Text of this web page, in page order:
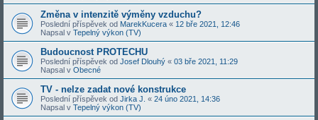
Změna v intenzitě výměny vzduchu?
Poslední příspěvek od MarekKucera « 12 bře 2021, 12:46
Napsal v Tepelný výkon (TV)
Budoucnost PROTECHU
Poslední příspěvek od Josef Dlouhý « 03 bře 2021, 11:29
Napsal v Obecné
TV - nelze zadat nové konstrukce
Poslední příspěvek od Jirka J. « 24 úno 2021, 14:36
Napsal v Tepelný výkon (TV)